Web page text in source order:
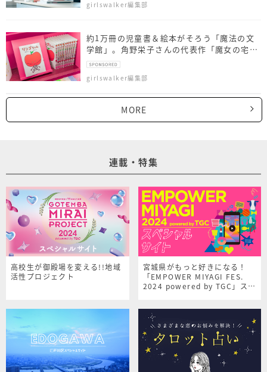
girlswalker編集部
約1万冊の児童書＆絵本がそろう「魔法の文
学館」。角野栄子さんの代表作「魔女の宅急
便」など、おすすめ本10選
girlswalker編集部
MORE
連載・特集
高校生が御殿場を変える!!地域
活性プロジェクト
宮城県がもっと好きになる！
「EMPOWER MIYAGI FES.
2024 powered by TGC」スペ